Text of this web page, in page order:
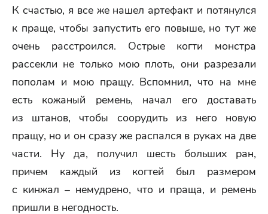
К счастью, я все же нашел артефакт и потянулся
к праще, чтобы запустить его повыше, но тут же
очень расстроился. Острые когти монстра
рассекли не только мою плоть, они разрезали
пополам и мою пращу. Вспомнил, что на мне
есть кожаный ремень, начал его доставать
из штанов, чтобы соорудить из него новую
пращу, но и он сразу же распался в руках на две
части. Ну да, получил шесть больших ран,
причем каждый из когтей был размером
с кинжал – немудрено, что и праща, и ремень
пришли в негодность.